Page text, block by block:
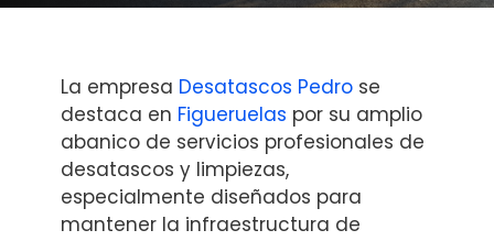
La empresa Desatascos Pedro se
destaca en Figueruelas por su amplio
abanico de servicios profesionales de
desatascos y limpiezas,
especialmente diseñados para
mantener la infraestructura de